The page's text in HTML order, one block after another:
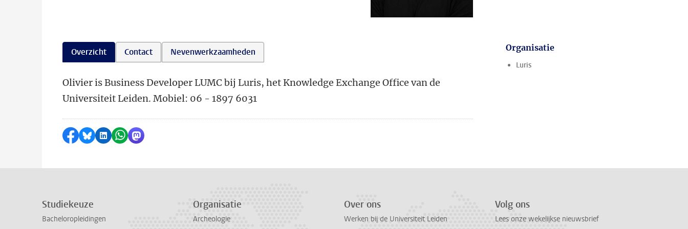
Overzicht Contact Nevenwerkzaamheden
Olivier is Business Developer LUMC bij Luris, het Knowledge Exchange Office van de
Universiteit Leiden. Mobiel: 06 - 1897 6031
Delen op Facebook
Delen via Bluesky
Delen op LinkedIn
Delen via WhatsApp
Delen via Mastodon
Organisatie
Luris
Studiekeuze
Bacheloropleidingen
Organisatie
Archeologie
Over ons
Werken bij de Universiteit Leiden
Volg ons
Lees onze wekelijkse nieuwsbrief